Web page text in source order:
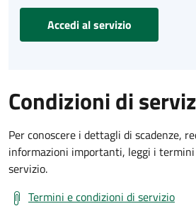
Accedi al servizio
Condizioni di
Per conoscere i dettagli di scadenze,
informazioni importanti, leggi i
servizio.
Termini e condizioni di servizio